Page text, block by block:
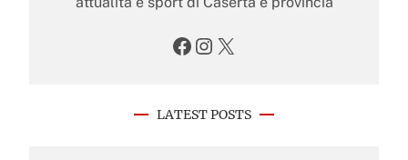
Facebook Instagram X
LATEST POSTS